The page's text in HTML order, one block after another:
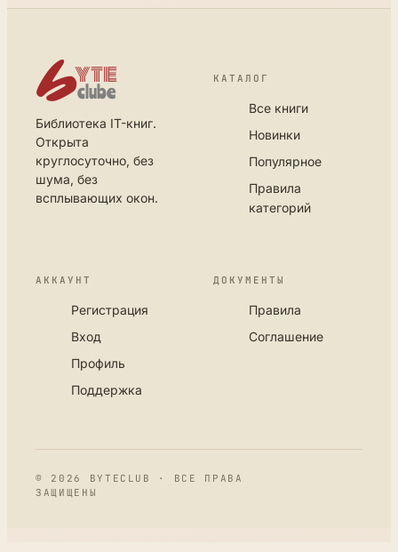
Библиотека IT-книг.
Открыта
круглосуточно, без
шума, без
всплывающих окон.
КАТАЛОГ
Все книги
Новинки
Популярное
Правила
категорий
АККАУНТ
Регистрация
Вход
Профиль
Поддержка
ДОКУМЕНТЫ
Правила
Соглашение
© 2026 BYTECLUB · ВСЕ ПРАВА
ЗАЩИЩЕНЫ